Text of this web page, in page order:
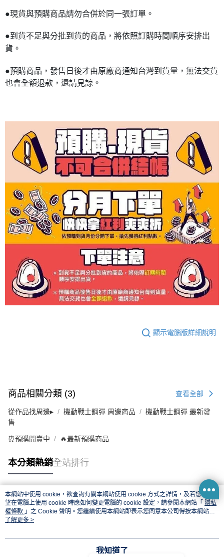
●現貨與預購商品請勿合併於同一張訂單。
●到貨不足與分批到貨的商品，將依照訂購時間順序安排出
貨。
●預購商品，發售日後才由原廠商通知台灣到貨量，無法交貨
也會全額退款，還請見諒。
顯示電腦版詳細說明
商品相關分類 (3) 查看全部
從作品找周邊▸ 機動戰士鋼彈 周邊商品
機動戰士鋼彈 最新發
售
⏰預購開賣中 🔥最新預購商品
本分類熱銷全站排行
熱門標籤
本網站中使用 cookie，欲查詢有關本網站使用 cookie 方式之詳情，及若您不希
望在電腦上使用 cookie 時應如何變更電腦的 cookie 設定，請參閱本網站「 隱私
權條款 」之 Cookie 聲明。您繼續使用本網站即表示您同意本公司得按本網站使
用條款之 Cookie 聲明使用 cookie。
了解更多 >
我知道了